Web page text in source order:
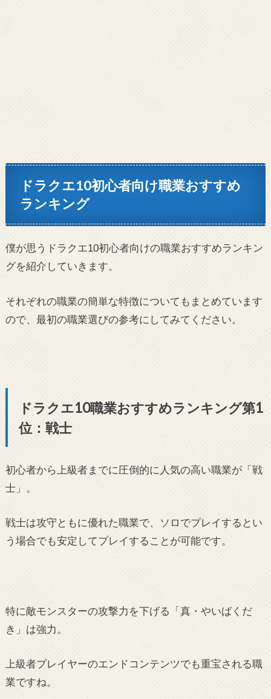
ドラクエ10初心者向け職業おすすめ
ランキング
僕が思うドラクエ10初心者向けの職業おすすめランキン
グを紹介していきます。
それぞれの職業の簡単な特徴についてもまとめています
ので、最初の職業選びの参考にしてみてください。
ドラクエ10職業おすすめランキング第1
位：戦士
初心者から上級者までに圧倒的に人気の高い職業が「戦
士」。
戦士は攻守ともに優れた職業で、ソロでプレイするとい
う場合でも安定してプレイすることが可能です。
特に敵モンスターの攻撃力を下げる「真・やいばくだ
き」は強力。
上級者プレイヤーのエンドコンテンツでも重宝される職
業ですね。